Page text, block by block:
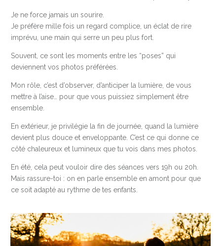
Je ne force jamais un sourire.
Je préfère mille fois un regard complice, un éclat de rire
imprévu, une main qui serre un peu plus fort.
Souvent, ce sont les moments entre les “poses” qui
deviennent vos photos préférées.
Mon rôle, c’est d’observer, d’anticiper la lumière, de vous
mettre à l’aise… pour que vous puissiez simplement être
ensemble.
En extérieur, je privilégie la fin de journée, quand la lumière
devient plus douce et enveloppante. C’est ce qui donne ce
côté chaleureux et lumineux que tu vois dans mes photos.
En été, cela peut vouloir dire des séances vers 19h ou 20h.
Mais rassure-toi : on en parle ensemble en amont pour que
ce soit adapté au rythme de tes enfants.